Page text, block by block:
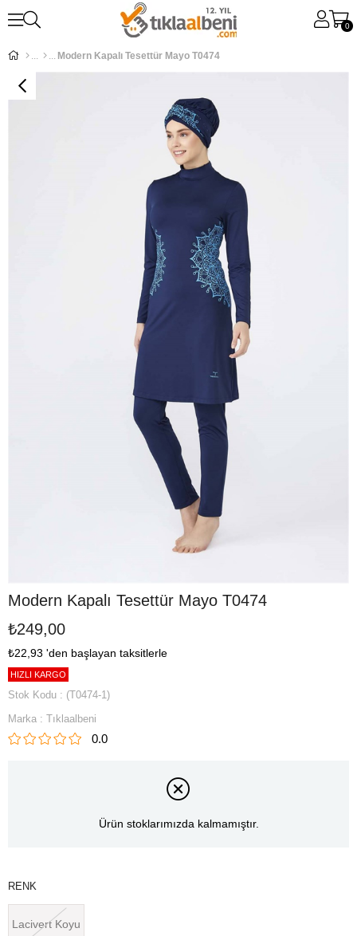
0
Modern Kapalı Tesettür Mayo T0474
Modern Kapalı Tesettür Mayo T0474
₺249,00
₺22,93 'den başlayan taksitlerle
HIZLI KARGO
Stok Kodu
(T0474-1)
Marka : Tıklaalbeni
0.0
Ürün stoklarımızda kalmamıştır.
RENK
Lacivert Koyu